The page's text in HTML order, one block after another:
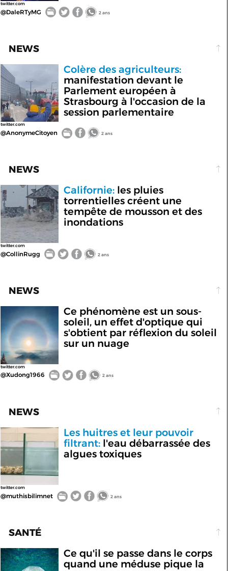
twitter.com
@DaleRTyMG 2 ans
NEWS
twitter.com
Colère des agriculteurs:
manifestation devant le
Parlement européen à
Strasbourg à l'occasion de la
session parlementaire
@AnonymeCitoyen 2 ans
NEWS
twitter.com
Californie:les pluies
torrentielles créent une
tempête de mousson et des
inondations
@CollinRugg 2 ans
NEWS
twitter.com
Ce phénomène est un sous-
soleil, un effet d'optique qui
s'obtient par réflexion du soleil
sur un nuage
@Xudong1966 2 ans
NEWS
twitter.com
Les huitres et leur pouvoir
filtrant:l'eau débarrassée des
algues toxiques
@muthisbilimnet 2 ans
SANTÉ
Ce qu'il se passe dans le corps
quand une méduse pique la